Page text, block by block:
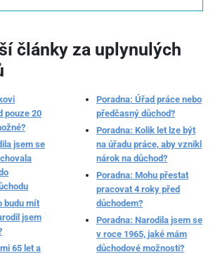
články za uplynulých
pouze 20
jsem se
budu mít
jsem
65 let a
Poradna: Úřad práce nebo
předčasný důchod?
Poradna: Kolik let lze být
na úřadu práce, aby vznikl
nárok na důchod?
Poradna: Mohu přestat
pracovat 4 roky před
důchodem?
Poradna: Narodila jsem se
v roce 1965, jaké mám
důchodové možnosti?